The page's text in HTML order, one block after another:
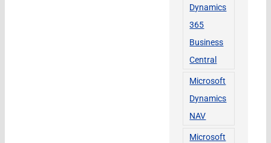
Dynamics
365
Business
Central
Microsoft
Dynamics
NAV
Microsoft